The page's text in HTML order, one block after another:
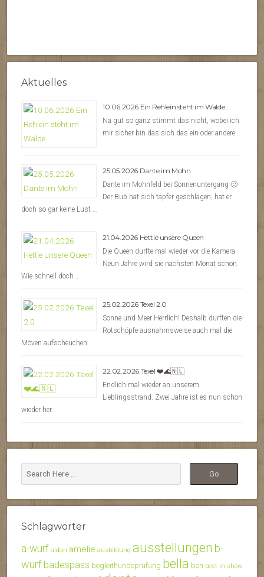
Aktuelles
10.06.2026 Ein Rehlein steht im Walde…
Na gut so ganz stimmt das nicht, wobei ich
mir sicher bin das sich das ein oder andere …
25.05.2026 Dante im Mohn
Dante im Mohnfeld bei Sonnenuntergang 🙂
Der Bub hat sich tapfer geschlagen, hat er
doch so gar keine Lust …
21.04.2026 Hettie unsere Queen
Die Queen durfte mal wieder vor die Kamera.
Neun Jahre wird sie nächsten Monat schon.
Wie schnell doch …
25.02.2026 Texel 2.0
Sonne und Meer Herrlich! Deshalb durften die
Rotschöpfe ausnahmsweise auch mal die
Möven aufscheuchen
22.02.2026 Texel ❤️🌊🇳🇱
Endlich mal wieder an unserem
Lieblingsstrand. Zwei Jahre ist es nun schon
wieder her.
Schlagwörter
a-wurf aidan amelie ausbildung ausstellungen b-
wurf badespass begleithundeprüfung bella ben best in show